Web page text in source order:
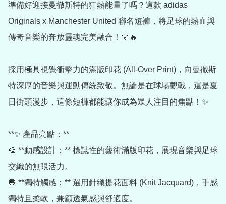
準備好迎接曼徹斯特的狂熱能量了嗎？這款 adidas
Originals x Manchester United 聯名短褲，將足球的熱血與
傳奇音樂的奔放靈魂完美融合！🌹🔥
採用極具視覺衝擊力的滿版印花 (All-Over Print)，向曼徹斯
特深厚的音樂與運動傳統致敬。無論是在球場觀戰，還是夏
日街頭漫步，這條短褲都能讓你成為眾人注目的焦點！✨
**✨ 產品亮點：**
🎨 **動感設計：** 標誌性的藝術滿版印花，展現音樂與足球
交織的無限活力。
🧶 **獨特觸感：** 選用針織提花面料 (Knit Jacquard)，手感
獨特且柔軟，兼顧透氣感與舒適度。